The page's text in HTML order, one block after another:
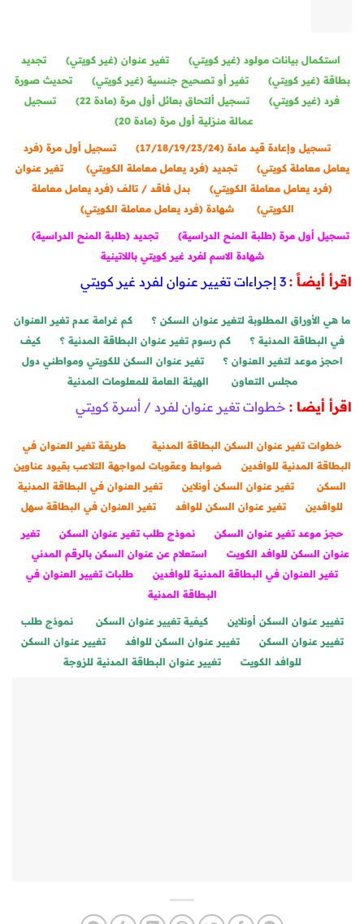
استكمال بيانات مولود (غير كويتي) تغير عنوان (غير كويتي)
تجديد
بطاقة (غير كويتي)
تغير أو تصحيح جنسية (غير كويتي)
تحديث صورة
فرد (غير كويتي)
تسجيل ألتحاق بعائل أول مرة (مادة 22)
تسجيل
عمالة منزلية أول مرة (مادة 20)
تسجيل وإعادة قيد مادة (17/18/19/23/24)
تسجيل أول مرة (فرد
يعامل معاملة كويتي)
تجديد (فرد يعامل معاملة الكويتي)
تغير عنوان
(فرد يعامل معاملة الكويتي)
بدل فاقد / تالف (فرد يعامل معاملة
الكويتي)
شهادة (فرد يعامل معاملة الكويتي)
تسجيل أول مرة (طلبة المنح الدراسية)
تجديد (طلبة المنح الدراسية)
شهادة الاسم لفرد غير كويتي باللاتينية
اقرأ أيضاً : 3 إجراءات تغيير عنوان لفرد غير كويتي
ما هي الأوراق المطلوبة لتغير عنوان السكن ؟
كم غرامة عدم تغير العنوان
في البطاقة المدنية ؟
كم رسوم تغير عنوان البطاقة المدنية ؟
كيف
احجز موعد لتغير العنوان ؟
تغير عنوان السكن للكويتي ومواطني دول
مجلس التعاون
الهيئة العامة للمعلومات المدنية
اقرأ أيضا : خطوات تغير عنوان لفرد / أسرة كويتي
خطوات تغير عنوان السكن البطاقة المدنية
طريقة تغير العنوان في
البطاقة المدنية للوافدين
ضوابط وعقوبات لمواجهة التلاعب بقيود عناوين
السكن
تغير عنوان السكن أونلاين
تغير العنوان في البطاقة المدنية
للوافدين
تغير عنوان السكن للوافد تغير العنوان في البطاقة سهل
حجز موعد تغير عنوان السكن نموذج طلب تغير عنوان السكن
تغير
عنوان السكن للوافد الكويت
استعلام عن عنوان السكن بالرقم المدني
تغير العنوان في البطاقة المدنية للوافدين
طلبات تغيير العنوان في
البطاقة المدنية
تغيير عنوان السكن أونلاين كيفية تغيير عنوان السكن
نموذج طلب
تغيير عنوان السكن
تغيير عنوان السكن للوافد
تغيير عنوان السكن
للوافد الكويت
تغيير عنوان البطاقة المدنية للزوجة